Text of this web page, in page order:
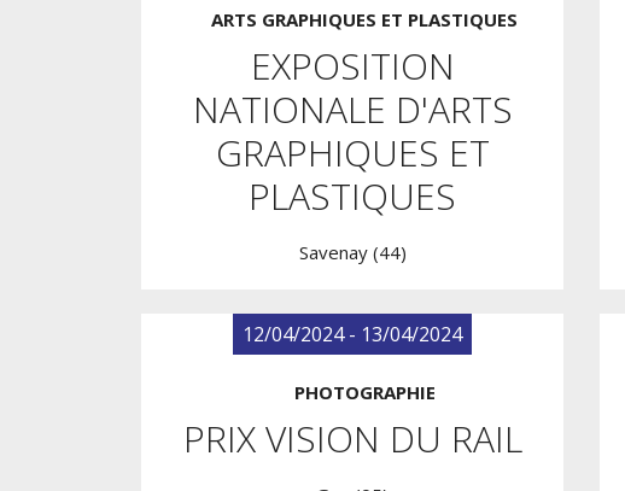
ARTS GRAPHIQUES ET PLASTIQUES
EXPOSITION
NATIONALE D'ARTS
GRAPHIQUES ET
PLASTIQUES
Savenay (44)
12/04/2024 - 13/04/2024
PHOTOGRAPHIE
PRIX VISION DU RAIL